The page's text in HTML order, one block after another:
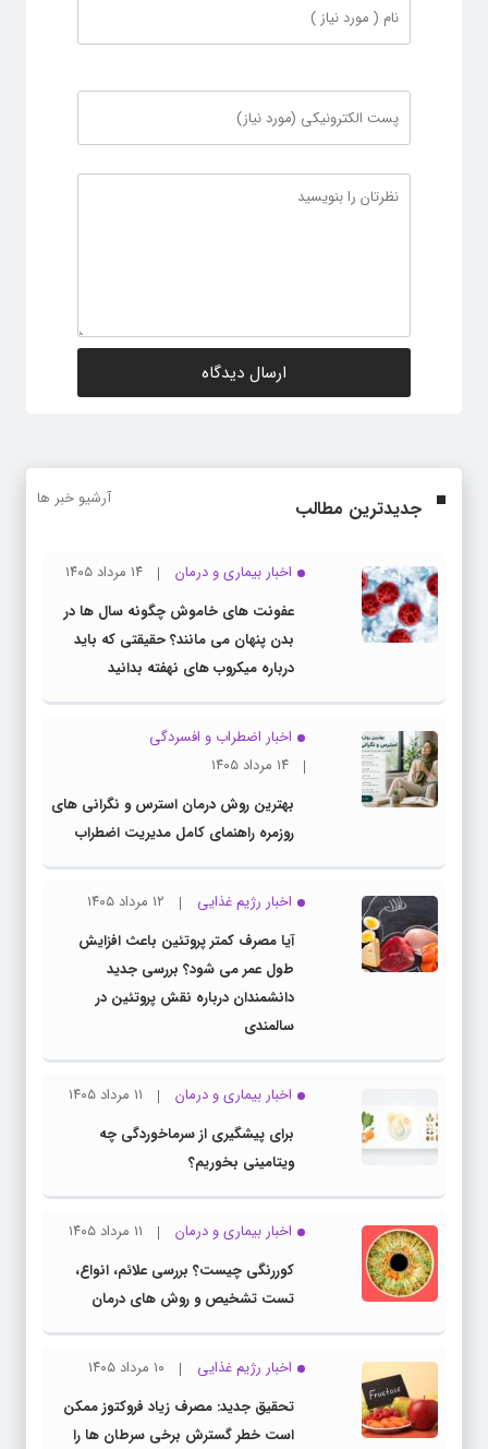
جدیدترین مطالب آرشیو خبر ها
اخبار بیماری و درمان
۱۴ مرداد ۱۴۰۵
عفونت های خاموش چگونه سال ها در
بدن پنهان می مانند؟ حقیقتی که باید
درباره میکروب های نهفته بدانید
اخبار اضطراب و افسردگی
۱۴ مرداد ۱۴۰۵
بهترین روش درمان استرس و نگرانی های
روزمره راهنمای کامل مدیریت اضطراب
اخبار رژیم غذایی
۱۲ مرداد ۱۴۰۵
آیا مصرف کمتر پروتئین باعث افزایش
طول عمر می شود؟ بررسی جدید
دانشمندان درباره نقش پروتئین در
سالمندی
اخبار بیماری و درمان
۱۱ مرداد ۱۴۰۵
برای پیشگیری از سرماخوردگی چه
ویتامینی بخوریم؟
اخبار بیماری و درمان
۱۱ مرداد ۱۴۰۵
کوررنگی چیست؟ بررسی علائم، انواع،
تست تشخیص و روش های درمان
اخبار رژیم غذایی
۱۰ مرداد ۱۴۰۵
تحقیق جدید: مصرف زیاد فروکتوز ممکن
است خطر گسترش برخی سرطان ها را